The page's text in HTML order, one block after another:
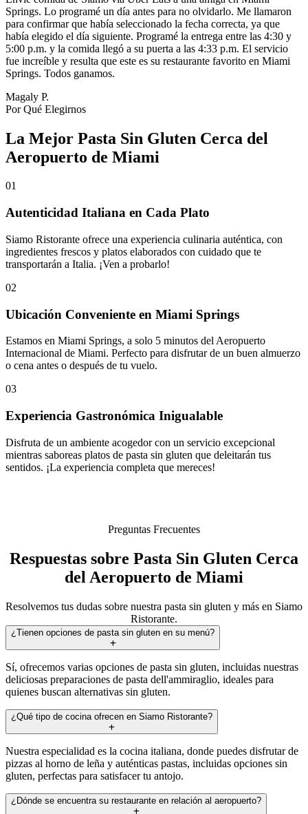
Springs. Lo programé un día antes para no olvidarlo. Me llamaron
para confirmar que había seleccionado la fecha correcta, ya que
había elegido el día siguiente. Programé la entrega entre las 4:30 y
5:00 p.m. y la comida llegó a su puerta a las 4:33 p.m. El servicio
fue increíble y resulta que este es su restaurante favorito en Miami
Springs. Todos ganamos.
Magaly P.
Por Qué Elegirnos
La Mejor Pasta Sin Gluten Cerca del
Aeropuerto de Miami
01
Autenticidad Italiana en Cada Plato
Siamo Ristorante ofrece una experiencia culinaria auténtica, con
ingredientes frescos y platos elaborados con cuidado que te
transportarán a Italia. ¡Ven a probarlo!
02
Ubicación Conveniente en Miami Springs
Estamos en Miami Springs, a solo 5 minutos del Aeropuerto
Internacional de Miami. Perfecto para disfrutar de un buen almuerzo
o cena antes o después de tu vuelo.
03
Experiencia Gastronómica Inigualable
Disfruta de un ambiente acogedor con un servicio excepcional
mientras saboreas platos de pasta sin gluten que deleitarán tus
sentidos. ¡La experiencia completa que mereces!
Preguntas Frecuentes
Respuestas sobre Pasta Sin Gluten Cerca
del Aeropuerto de Miami
Resolvemos tus dudas sobre nuestra pasta sin gluten y más en Siamo
Ristorante.
¿Tienen opciones de pasta sin gluten en su menú?
Sí, ofrecemos varias opciones de pasta sin gluten, incluidas nuestras
deliciosas preparaciones de pasta dell'ammiraglio, ideales para
quienes buscan alternativas sin gluten.
¿Qué tipo de cocina ofrecen en Siamo Ristorante?
Nuestra especialidad es la cocina italiana, donde puedes disfrutar de
pizzas al horno de leña y auténticas pastas, incluidas opciones sin
gluten, perfectas para satisfacer tu antojo.
¿Dónde se encuentra su restaurante en relación al aeropuerto?